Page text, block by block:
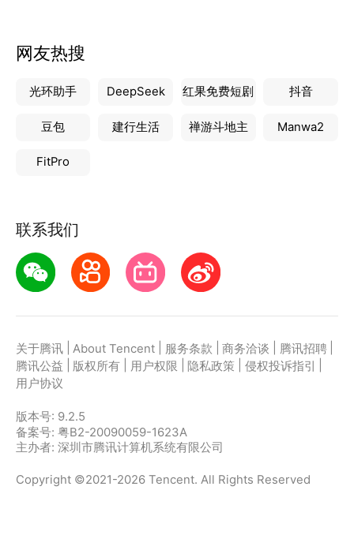
予相应的鼓励积分。针对儿童喜欢游戏的天性，设计多
的学习成就感。
通过强大的后台数据统计，记录下每一次练习所发生的
错题、成绩、用时长短等学习数据，及时反馈给老师和
网友热搜
光环助手 DeepSeek 红果免费短剧 抖音
豆包 建行生活 禅游斗地主 Manwa2
FitPro
联系我们
关于腾讯 About Tencent 服务条款 商务洽谈 腾讯招聘
腾讯公益
版权所有 用户权限 隐私政策 侵权投诉指引
用户协议
版本号: 9.2.5
备案号: 粤B2-20090059-1623A
主办者: 深圳市腾讯计算机系统有限公司
Copyright ©2021-2026 Tencent. All Rights Reserved